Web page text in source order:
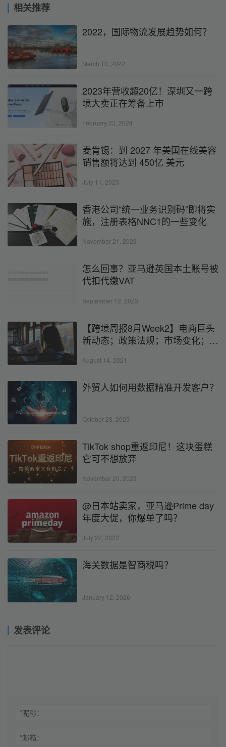
相关推荐
2022，国际物流发展趋势如何？
March 10, 2022
2023年营收超20亿！深圳又一跨
境大卖正在筹备上市
February 23, 2024
麦肯锡：到 2027 年美国在线美容
销售额将达到 450亿 美元
July 11, 2023
香港公司“统一业务识别码”即将实
施，注册表格NNC1的一些变化
November 21, 2023
怎么回事？亚马逊英国本土账号被
代扣代缴VAT
September 12, 2023
【跨境周报8月Week2】电商巨头
新动态；政策法规；市场变化；出
August 14, 2021
外贸人如何用数据精准开发客户？
October 28, 2025
TikTok shop重返印尼！这块蛋糕
它可不想放弃
November 20, 2023
@日本站卖家，亚马逊Prime day
年度大促，你爆单了吗？
July 22, 2022
海关数据是智商税吗？
January 12, 2026
发表评论
*昵称：
*邮箱：